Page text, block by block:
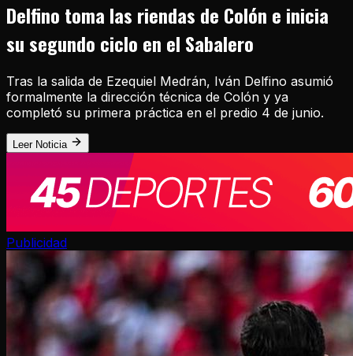
Delfino toma las riendas de Colón e inicia
su segundo ciclo en el Sabalero
Tras la salida de Ezequiel Medrán, Iván Delfino asumió
formalmente la dirección técnica de Colón y ya
completó su primera práctica en el predio 4 de junio.
Leer Noticia
Publicidad